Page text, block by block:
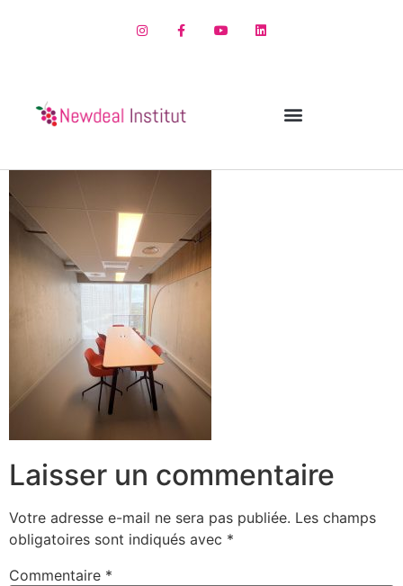
Laisser un commentaire
Votre adresse e-mail ne sera pas publiée. Les champs
obligatoires sont indiqués avec *
Commentaire *